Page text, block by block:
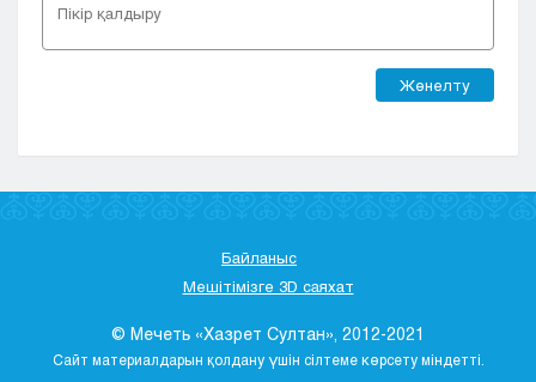
Жөнелту
Байланыс
Мешітімізге 3D саяхат
© Мечеть «Хазрет Султан», 2012-2021
Сайт материалдарын қолдану үшін сілтеме көрсету міндетті.